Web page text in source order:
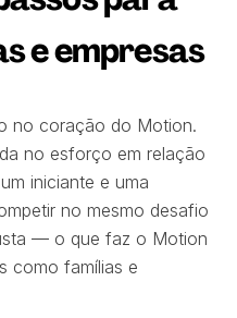
e empresas
no coração do Motion.
no esforço em relação
iniciante e uma
no mesmo desafio
— o que faz o Motion
como famílias e